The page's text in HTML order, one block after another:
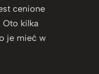
cenione
Oto kilka
je mieć w